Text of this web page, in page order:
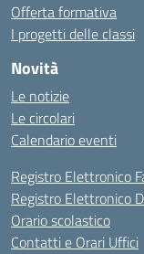
Offerta formativa
I progetti delle classi
Novità
Le notizie
Le circolari
Calendario eventi
Registro Elettronico
Registro Elettronico
Orario scolastico
Contatti e Orari Uffici